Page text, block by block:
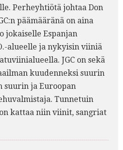
Perheyhtiötä johtaa Don
päämääränä on aina
jokaiselle Espanjan
alueelle ja nykyisin viiniä
JGC on sekä
kuudenneksi suurin
suurin ja Euroopan
Tunnetuin
kattaa niin viinit, sangriat